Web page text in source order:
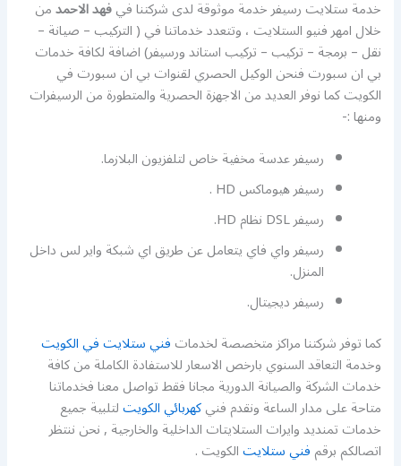
خدمة ستلايت رسيفر خدمة موثوقة لدى شركتنا فيفهد الاحمدمن
خلال امهر فنيو الستلايت ، وتتعدد خدماتنا في ( التركيب – صيانة –
نقل – برمجة – تركيب – تركيب استاند ورسيفر) اضافة لكافة خدمات
بي ان سبورت فنحن الوكيل الحصري لقنوات بي ان سبورت في
الكويت كما نوفر العديد من الاجهزة الحصرية والمتطورة من الرسيفرات
ومنها :-
رسيفر عدسة مخفية خاص لتلفزيون البلازما.
رسيفر هيوماكس HD .
رسيفر DSL نظام HD.
رسيفر واي فاي يتعامل عن طريق اي شبكة واير لس داخل
المنزل.
رسيفر ديجيتال.
كما توفر شركتنا مراكز متخصصة لخدماتفني ستلايت في الكويت
وخدمة التعاقد السنوي بارخص الاسعار للاستفادة الكاملة من كافة
خدمات الشركة والصيانة الدورية مجانا فقط تواصل معنا فخدماتنا
متاحة على مدار الساعة ونقدم فنيكهربائي الكويتلتلبية جميع
خدمات تمنديد وايرات الستلايتات الداخلية والخارجية , نحن ننتظر
اتصالكم برقمفني ستلايتالكويت .